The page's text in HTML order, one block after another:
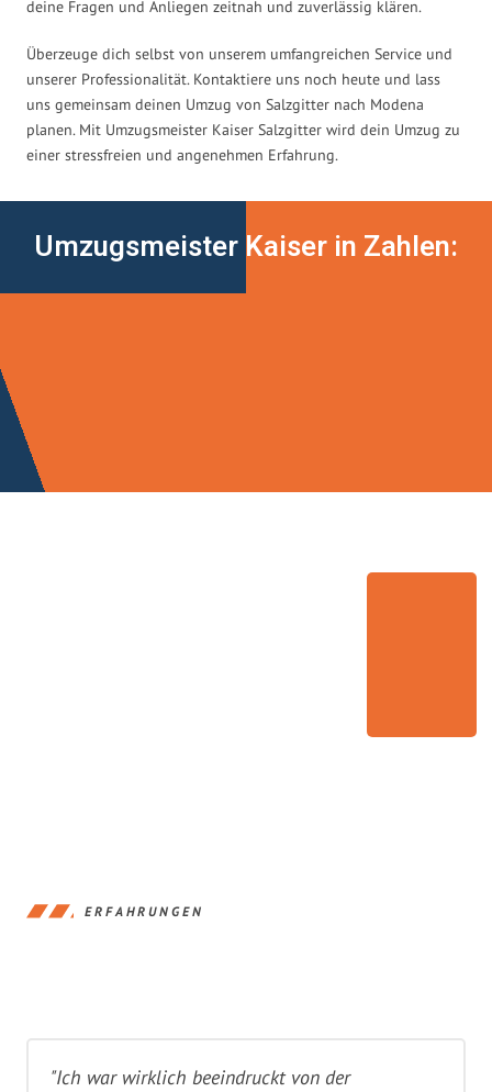
deine Fragen und Anliegen zeitnah und zuverlässig klären.
Überzeuge dich selbst von unserem umfangreichen Service und
unserer Professionalität. Kontaktiere uns noch heute und lass
uns gemeinsam deinen Umzug von Salzgitter nach Modena
planen. Mit Umzugsmeister Kaiser Salzgitter wird dein Umzug zu
einer stressfreien und angenehmen Erfahrung.
Umzugsmeister Kaiser in Zahlen:
ERFAHRUNGEN
"Ich war wirklich beeindruckt von der